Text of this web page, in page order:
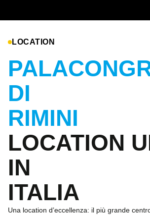
LOCATION
DI
RIMINI
LOCATION
IN
ITALIA
Una location d’eccellenza: il più grande